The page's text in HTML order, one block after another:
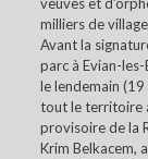
milliers de
Avant la
parc à Evian-
le lendemain
tout le territoire
provisoire de la
Krim Belkacem,